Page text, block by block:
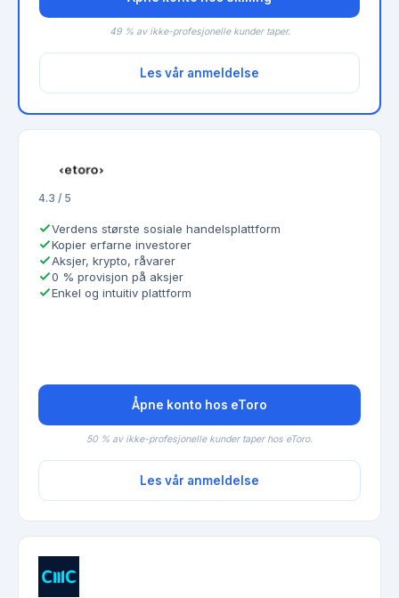
49 % av ikke-profesjonelle kunder taper.
Les vår anmeldelse
4.3 / 5
Verdens største sosiale handelsplattform
Kopier erfarne investorer
Aksjer, krypto, råvarer
0 % provisjon på aksjer
Enkel og intuitiv plattform
Åpne konto hos eToro
50 % av ikke-profesjonelle kunder taper hos eToro.
Les vår anmeldelse